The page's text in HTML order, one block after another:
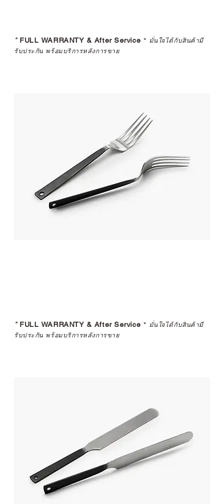
*FULL WARRANTY & After Service * มั่นใจได้กับสินค้ามี
รับประกัน พร้อมบริการหลังการขาย
*FULL WARRANTY & After Service * มั่นใจได้กับสินค้ามี
รับประกัน พร้อมบริการหลังการขาย